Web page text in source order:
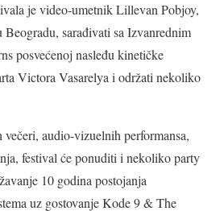
je video-umetnik Lillevan Pobjoy,
sarađivati sa Izvanrednim
posvećenoj nasleđu kinetičke
Victora Vasarelya i održati nekoliko
audio-vizuelnih performansa,
festival će ponuditi i nekoliko party
10 godina postojanja
uz gostovanje Kode 9 & The